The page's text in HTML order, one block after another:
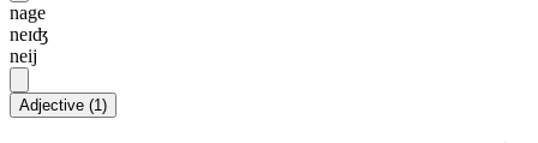
nage
neɪʤ
neij
Adjective (1)